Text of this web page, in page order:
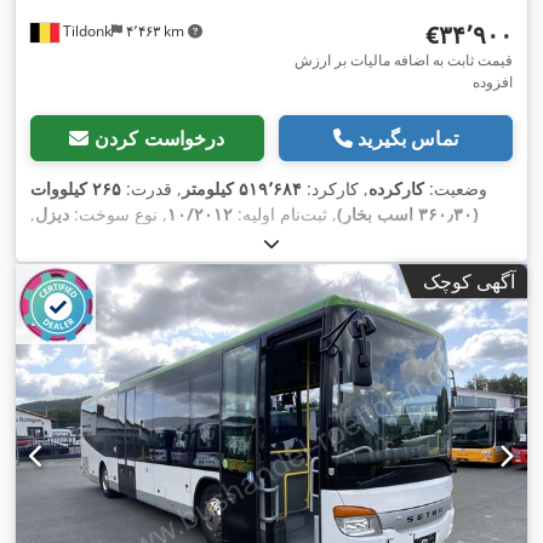
Tildonk ۴٬۴۶۳ km ‎€۳۴٬۹۰۰
قیمت ثابت به اضافه مالیات بر ارزش
افزوده
درخواست کردن تماس بگیرید
وضعیت:کارکرده, کارکرد: ۵۱۹٬۶۸۴ کیلومتر , قدرت:
۲۶۵ کیلووات
(۳۶۰٫۳۰ اسب بخار)
, ثبت‌نام اولیه: ۱۰/۲۰۱۲, نوع سوخت: دیزل,
, نوع چرخ‌دنده:خودکار
دیگر, ترمزها:رتاردر, طول کل:۱۲٬۲۰۰ میلی‌متر , ارتفاع کل:۳٬۴۰۰
میلی‌متر, سال ساخت: ۲۰۱۲, تجهیزات:اِی‌بی‌اِس‎, تهویه مطبوع,
مناسب برای افراد دارای معلولیت, کروز کنترل,
آگهی کوچک